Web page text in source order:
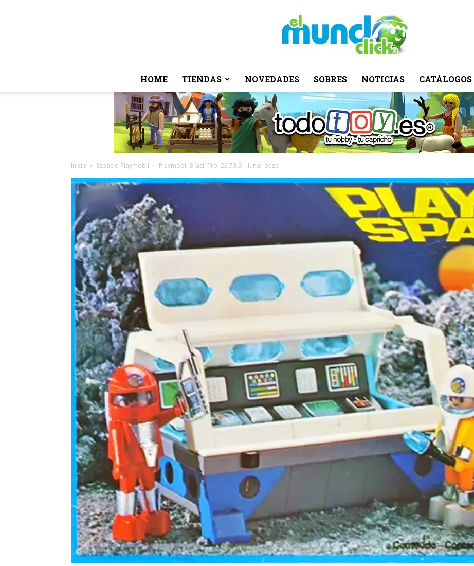
El
Click
HOME TIENDAS NOVEDADES SOBRES NOTICIAS CATÁLOGOS
Inicio Espacio Playmobil Playmobil Brasil Trol 23.73.9 – lunar base